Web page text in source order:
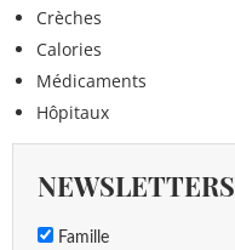
Crèches
Calories
Médicaments
Hôpitaux
NEWSLETTERS
Famille